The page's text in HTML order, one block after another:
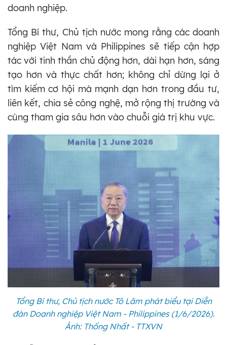
doanh nghiệp.
Tổng Bí thư, Chủ tịch nước mong rằng các doanh
nghiệp Việt Nam và Philippines sẽ tiếp cận hợp
tác với tinh thần chủ động hơn, dài hạn hơn, sáng
tạo hơn và thực chất hơn; không chỉ dừng lại ở
tìm kiếm cơ hội mà mạnh dạn hơn trong đầu tư,
liên kết, chia sẻ công nghệ, mở rộng thị trường và
cùng tham gia sâu hơn vào chuỗi giá trị khu vực.
Tổng Bí thư, Chủ tịch nước Tô Lâm phát biểu tại Diễn
đàn Doanh nghiệp Việt Nam - Philippines (1/6/2026).
Ảnh: Thống Nhất - TTXVN